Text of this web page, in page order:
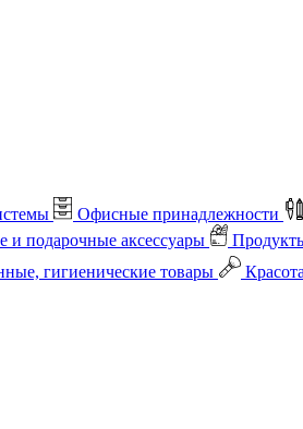
Офисные принадлежности
и подарочные аксессуары
гигиенические товары